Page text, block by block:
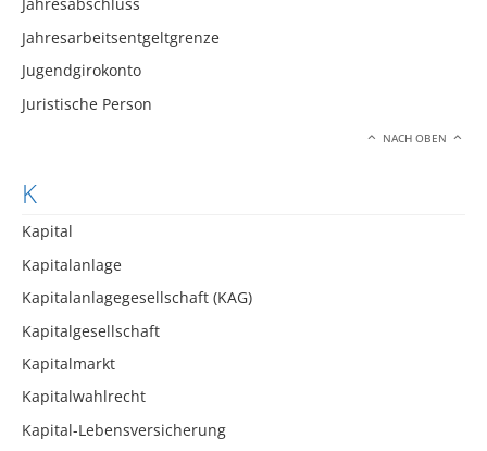
Jahresabschluss
Jahresarbeitsentgeltgrenze
Jugendgirokonto
Juristische Person
NACH OBEN
K
Kapital
Kapitalanlage
Kapitalanlagegesellschaft (KAG)
Kapitalgesellschaft
Kapitalmarkt
Kapitalwahlrecht
Kapital-Lebensversicherung